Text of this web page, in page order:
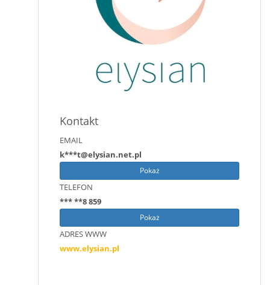
Kontakt
EMAIL
k***t@elysian.net.pl
Pokaż
TELEFON
*** **8 859
Pokaż
ADRES WWW
www.elysian.pl